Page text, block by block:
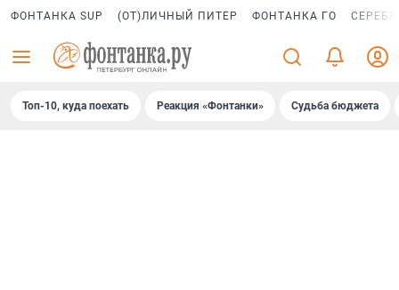
ФОНТАНКА SUP (ОТ)ЛИЧНЫЙ ПИТЕР ФОНТАНКА ГО
Топ-10, куда поехать Реакция «Фонтанки» Судьба бюджета